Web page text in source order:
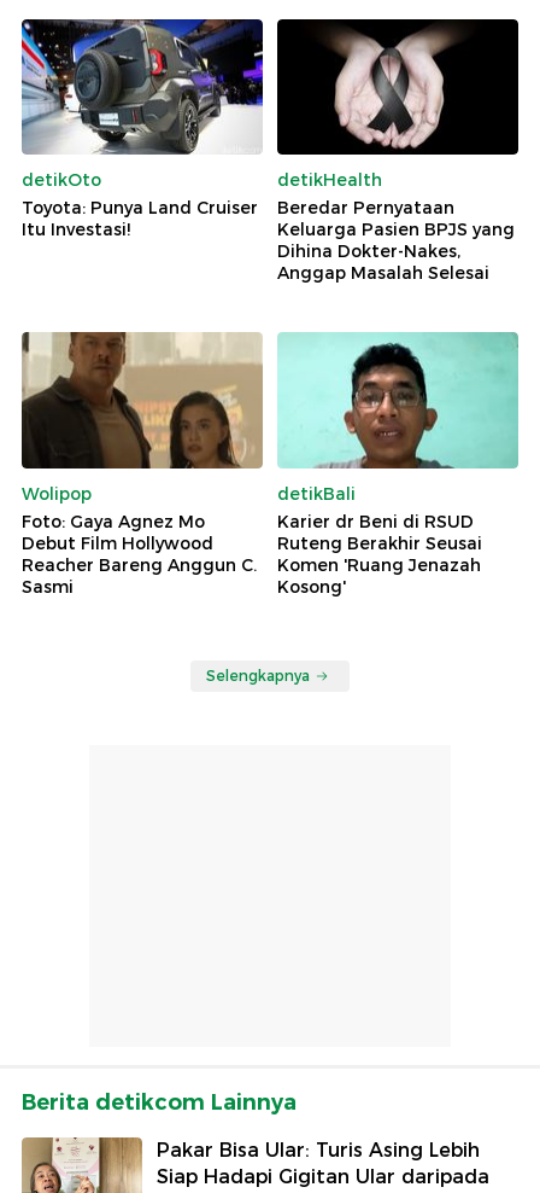
detikOto
Toyota: Punya Land Cruiser
Itu Investasi!
detikHealth
Beredar Pernyataan
Keluarga Pasien BPJS yang
Dihina Dokter-Nakes,
Anggap Masalah Selesai
Wolipop
Foto: Gaya Agnez Mo
Debut Film Hollywood
Reacher Bareng Anggun C.
Sasmi
detikBali
Karier dr Beni di RSUD
Ruteng Berakhir Seusai
Komen 'Ruang Jenazah
Kosong'
Selengkapnya
Berita detikcom Lainnya
Pakar Bisa Ular: Turis Asing Lebih
Siap Hadapi Gigitan Ular daripada